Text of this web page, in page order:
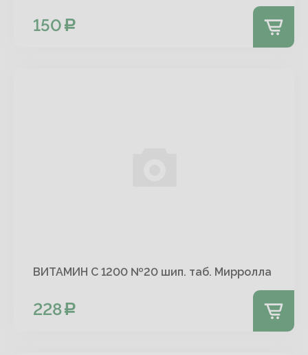
150
ВИТАМИН С 1200 №20 шип. таб. Мирролла
228